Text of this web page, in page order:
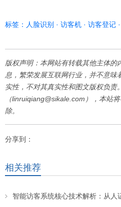
标签： 人脸识别 · 访客机 · 访客登记 ·
版权声明：本网站有转载其他主体的
息，繁荣发展互联网行业，并不意味
实性，不对其真实性和图文版权负责
（linruiqiang@sikale.com），本站
除。
分享到：
相关推荐
智能访客系统核心技术解析：从人